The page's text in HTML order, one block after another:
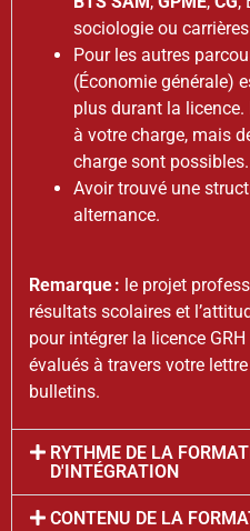
sociologie ou
Pour les autres
(Économie générale)
plus durant la
à votre charge, mais
charge sont possibles.
Avoir trouvé une
alternance.
Remarque : le projet
résultats scolaires et
pour intégrer la licence
évalués à travers votre
bulletins.
RYTHME DE LA
D'INTÉGRATION
CONTENU DE LA